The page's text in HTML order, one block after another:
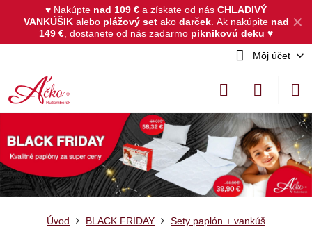
✕
♥ Nakúpte nad 109 € a získate od nás CHLADIVÝ
VANKÚŠIKalebo plážový set akodarček. Ak nakúpite nad
149 € , dostanete od nás zadarmo piknikovú deku ♥
Môj účet
Úvod BLACK FRIDAY Sety paplón + vankúš